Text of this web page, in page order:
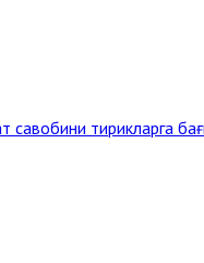
савобини тирикларга